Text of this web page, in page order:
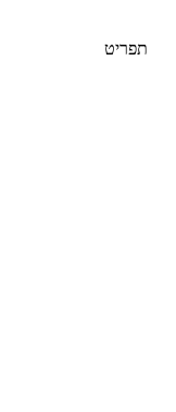
תפריט